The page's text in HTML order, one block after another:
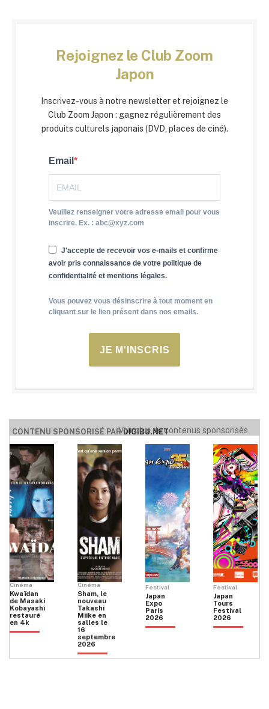
Rejoignez le Club Zoom
Japon
Inscrivez-vous à notre newsletter et rejoignez le
Club Zoom Japon : gagnez régulièrement des
produits culturels japonais (DVD, places de ciné).
Email
Veuillez renseigner votre adresse email pour vous
inscrire. Ex. : abc@xyz.com
J'accepte de recevoir vos e-mails et confirme
avoir pris connaissance de votre politique de
confidentialité et mentions légales.
Vous pouvez vous désinscrire à tout moment en
cliquant sur le lien présent dans nos emails.
JE M'INSCRIS
CONTENU SPONSORISÉ PARDIGIBU.NET
Voir plus de contenus sponsorisés
Cinéma
Kwaïdan
de Masaki
Kobayashi
restauré
en 4k
Cinéma
Sham, le
nouveau
Takashi
Miike en
salles le
16
septembre
2026
Festival
Japan
Expo
Paris
2026
Festival
Japan
Tours
Festival
2026